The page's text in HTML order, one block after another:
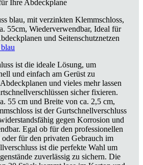
Ihre Abdeckplane
ist die ideale Lösung, um
und einfach am Gerüst zu
und vieles mehr lassen
sicher fixieren.
55 cm und Breite von ca. 2,5 cm,
ist der Gurtschnellverschluss
gegen Korrosion und
Egal ob für den professionellen
für den privaten Gebrauch im
ist die perfekte Wahl um
zuverlässig zu sichern. Die